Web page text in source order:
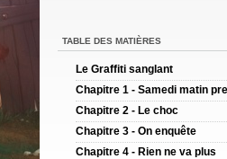
TABLE DES MATIÈRES
Le Graffiti sanglant
Chapitre 1 - Samedi matin
Chapitre 2 - Le choc
Chapitre 3 - On enquête
Chapitre 4 - Rien ne va plus